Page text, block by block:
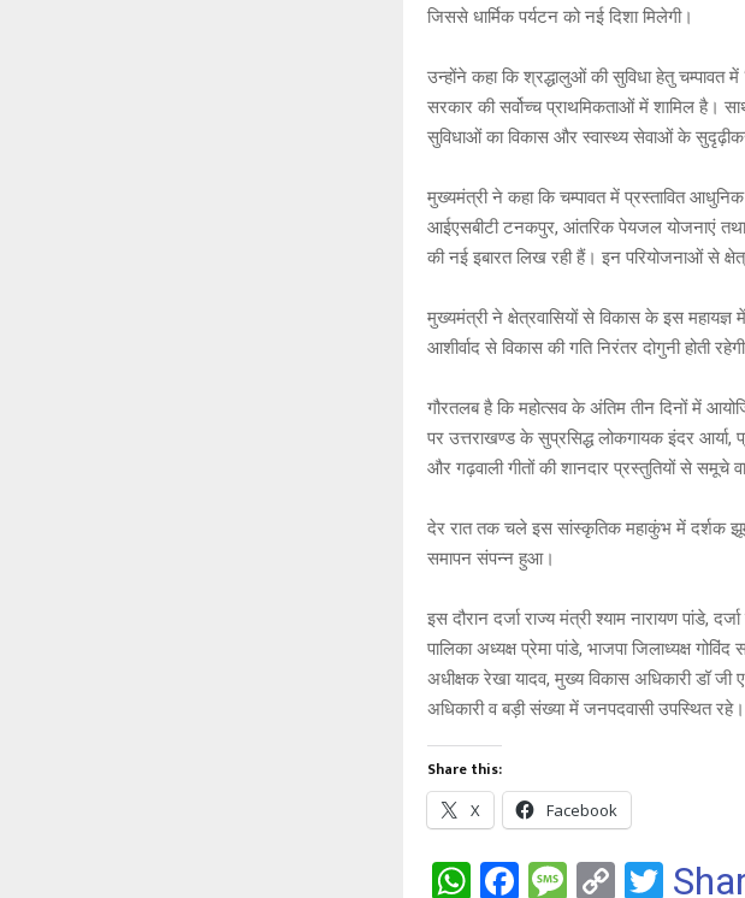
जिससे धार्मिक पर्यटन को नई दिशा मिलेगी।
उन्होंने कहा कि श्रद्धालुओं की सुविधा हेतु चम्पावत में
सरकार की सर्वोच्च प्राथमिकताओं में शामिल है।
सुविधाओं का विकास और स्वास्थ्य सेवाओं के
मुख्यमंत्री ने कहा कि चम्पावत में प्रस्तावित
आईएसबीटी टनकपुर, आंतरिक पेयजल योजनाएं तथा
की नई इबारत लिख रही हैं। इन परियोजनाओं से
मुख्यमंत्री ने क्षेत्रवासियों से विकास के इस
आशीर्वाद से विकास की गति निरंतर दोगुनी होती
गौरतलब है कि महोत्सव के अंतिम तीन दिनों में
पर उत्तराखण्ड के सुप्रसिद्ध लोकगायक इंदर आर्या,
और गढ़वाली गीतों की शानदार प्रस्तुतियों से समूचे
देर रात तक चले इस सांस्कृतिक महाकुंभ में दर्शक
समापन संपन्न हुआ।
इस दौरान दर्जा राज्य मंत्री श्याम नारायण पांडे,
पालिका अध्यक्ष प्रेमा पांडे, भाजपा जिलाध्यक्ष
अधीक्षक रेखा यादव, मुख्य विकास अधिकारी डॉ जी
अधिकारी व बड़ी संख्या में जनपदवासी उपस्थित रहे।
Share this:
X Facebook
W F
M C
T